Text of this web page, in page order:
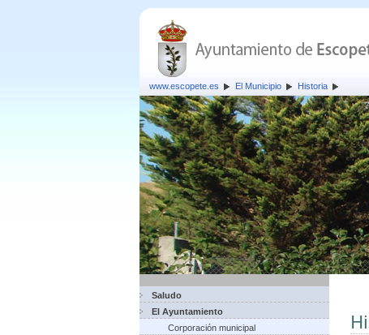
www.escopete.es El Municipio Historia
Saludo
El Ayuntamiento
Corporación municipal